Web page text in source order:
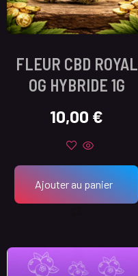
FLEUR CBD ROYAL
OG HYBRIDE 1G
10,00 €
Ajouter au panier